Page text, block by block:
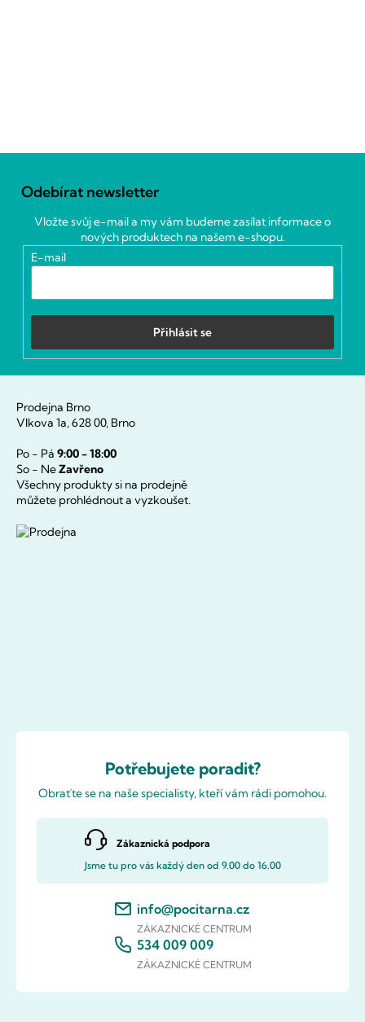
Odebírat newsletter
Vložte svůj e-mail a my vám budeme zasílat informace o
nových produktech na našem e-shopu.
E-mail
Přihlásit se
Prodejna Brno
Vlkova 1a, 628 00, Brno
Po - Pá 9:00 - 18:00
So - NeZavřeno
Všechny produkty si na prodejně
můžete prohlédnout a vyzkoušet.
Potřebujete poradit?
Obraťte se na naše specialisty, kteří vám rádi pomohou.
Zákaznická podpora
Jsme tu pro vás každý den od 9.00 do 16.00
info@pocitarna.cz
ZÁKAZNICKÉ CENTRUM
534 009 009
ZÁKAZNICKÉ CENTRUM